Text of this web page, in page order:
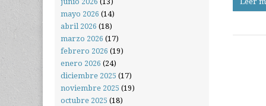
mayo 2026 (14)
abril 2026 (18)
marzo 2026 (17)
febrero 2026 (19)
enero 2026 (24)
diciembre 2025 (17)
noviembre 2025 (19)
octubre 2025 (18)